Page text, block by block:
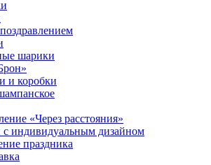
шарики
и коробки
«Через расстояния»
с индивидуальным дизайном
праздника